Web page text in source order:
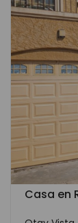
Casa en